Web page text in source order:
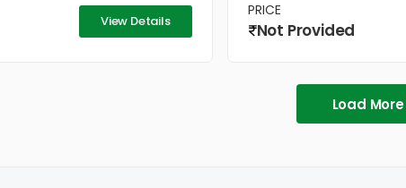
View Details
PRICE
Not Provided
Load